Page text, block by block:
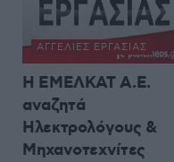
ΑΓΓΕΛΊΕΣ ΕΡΓΑΣΊΑΣ
Η ΕΜΕΛΚΑΤ Α.Ε.
αναζητά
Ηλεκτρολόγους &
Μηχανοτεχνίτες